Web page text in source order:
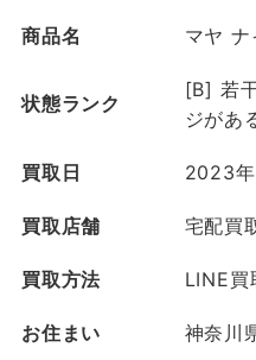
商品名 マヤ
状態ランク
[B] 若
ジがあ
買取日 2023年
買取店舗 宅配買
買取方法 LINE買
お住まい 神奈川